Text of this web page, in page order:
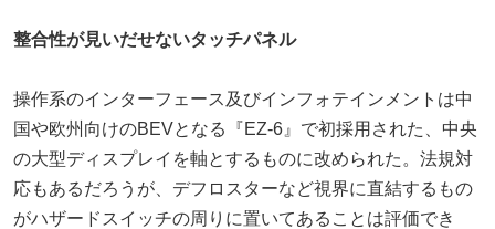
整合性が見いだせないタッチパネル
操作系のインターフェース及びインフォテインメントは中
国や欧州向けのBEVとなる『EZ-6』で初採用された、中央
の大型ディスプレイを軸とするものに改められた。法規対
応もあるだろうが、デフロスターなど視界に直結するもの
がハザードスイッチの周りに置いてあることは評価でき